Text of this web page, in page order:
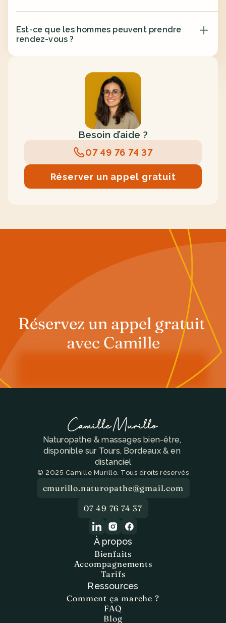
Est-ce que les hommes peuvent prendre
rendez-vous ?
Besoin d’aide ?
07 49 76 74 37
Réserver un appel gratuit
Réservez un appel gratuit
avec Camille
Naturopathe & massages bien-être,
disponible sur Tours, Bordeaux & en
distanciel
© 2025 Camille Murillo. Tous droits réservés
cmurillo.naturopathe@gmail.com
07 49 76 74 37
À propos
Bienfaits
Accompagnements
Tarifs
Ressources
Comment ça marche ?
FAQ
Blog